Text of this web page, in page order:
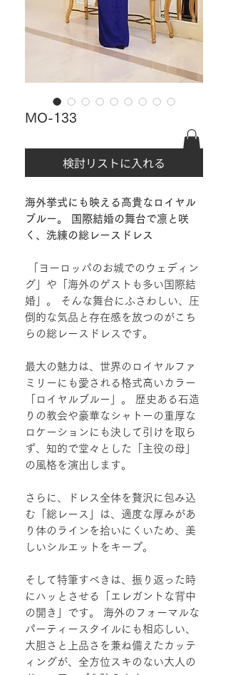
MO-133
検討リストに入れる
海外挙式にも映える高貴なロイヤル
ブルー。 国際結婚の舞台で凛と咲
く、洗練の総レースドレス
「ヨーロッパのお城でのウェディン
グ」や「海外のゲストも多い国際結
婚」。 そんな舞台にふさわしい、圧
倒的な気品と存在感を放つのがこち
らの総レースドレスです。
最大の魅力は、世界のロイヤルファ
ミリーにも愛される格式高いカラー
「ロイヤルブルー」。 歴史ある石造
りの教会や豪華なシャトーの重厚な
ロケーションにも決して引けを取ら
ず、知的で堂々とした「主役の母」
の風格を演出します。
さらに、ドレス全体を贅沢に包み込
む「総レース」は、適度な厚みがあ
り体のラインを拾いにくいため、美
しいシルエットをキープ。
そして特筆すべきは、振り返った時
にハッとさせる「エレガントな背中
の開き」です。 海外のフォーマルな
パーティースタイルにも相応しい、
大胆さと上品さを兼ね備えたカッテ
ィングが、全方位スキのない大人の